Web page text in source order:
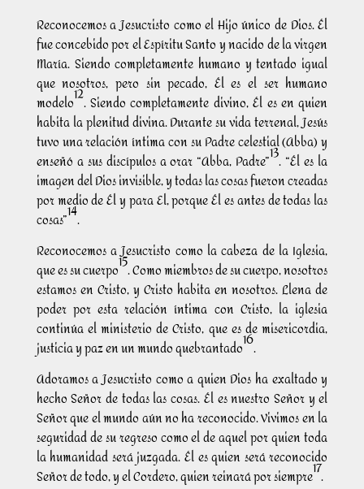
Reconocemos a Jesucristo como el Hijo único de Dios. Él
fue concebido por el Espíritu Santo y nacido de la virgen
María. Siendo completamente humano y tentado igual
que nosotros, pero sin pecado, Él es el ser humano
modelo12. Siendo completamente divino, Él es en quien
habita la plenitud divina. Durante su vida terrenal, Jesús
tuvo una relación íntima con su Padre celestial (Abba) y
enseñó a sus discípulos a orar “Abba, Padre”13. “Él es la
imagen del Dios invisible, y todas las cosas fueron creadas
por medio de Él y para El, porque Él es antes de todas las
cosas”14.
Reconocemos a Jesucristo como la cabeza de la Iglesia,
que es su cuerpo15. Como miembros de su cuerpo, nosotros
estamos en Cristo, y Cristo habita en nosotros. Llena de
poder por esta relación íntima con Cristo, la iglesia
continúa el ministerio de Cristo, que es de misericordia,
justicia y paz en un mundo quebrantado16.
Adoramos a Jesucristo como a quien Dios ha exaltado y
hecho Señor de todas las cosas. Él es nuestro Señor y el
Señor que el mundo aún no ha reconocido. Vivimos en la
seguridad de su regreso como el de aquel por quien toda
la humanidad será juzgada. Él es quien será reconocido
Señor de todo, y el Cordero, quien reinará por siempre17.